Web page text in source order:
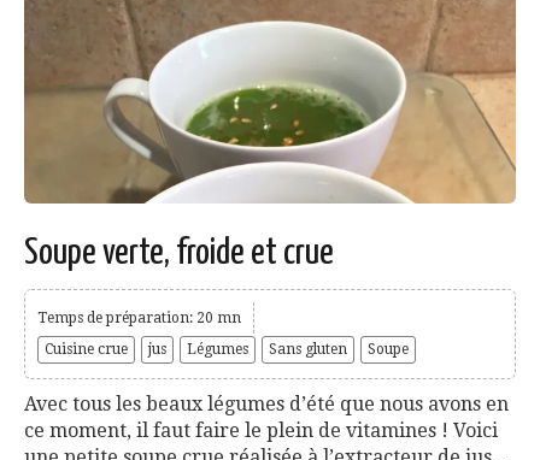
Soupe verte, froide et crue
Temps de préparation: 20 mn
Cuisine crue
jus Légumes Sans gluten Soupe
Avec tous les beaux légumes d’été que nous avons en
ce moment, il faut faire le plein de vitamines ! Voici